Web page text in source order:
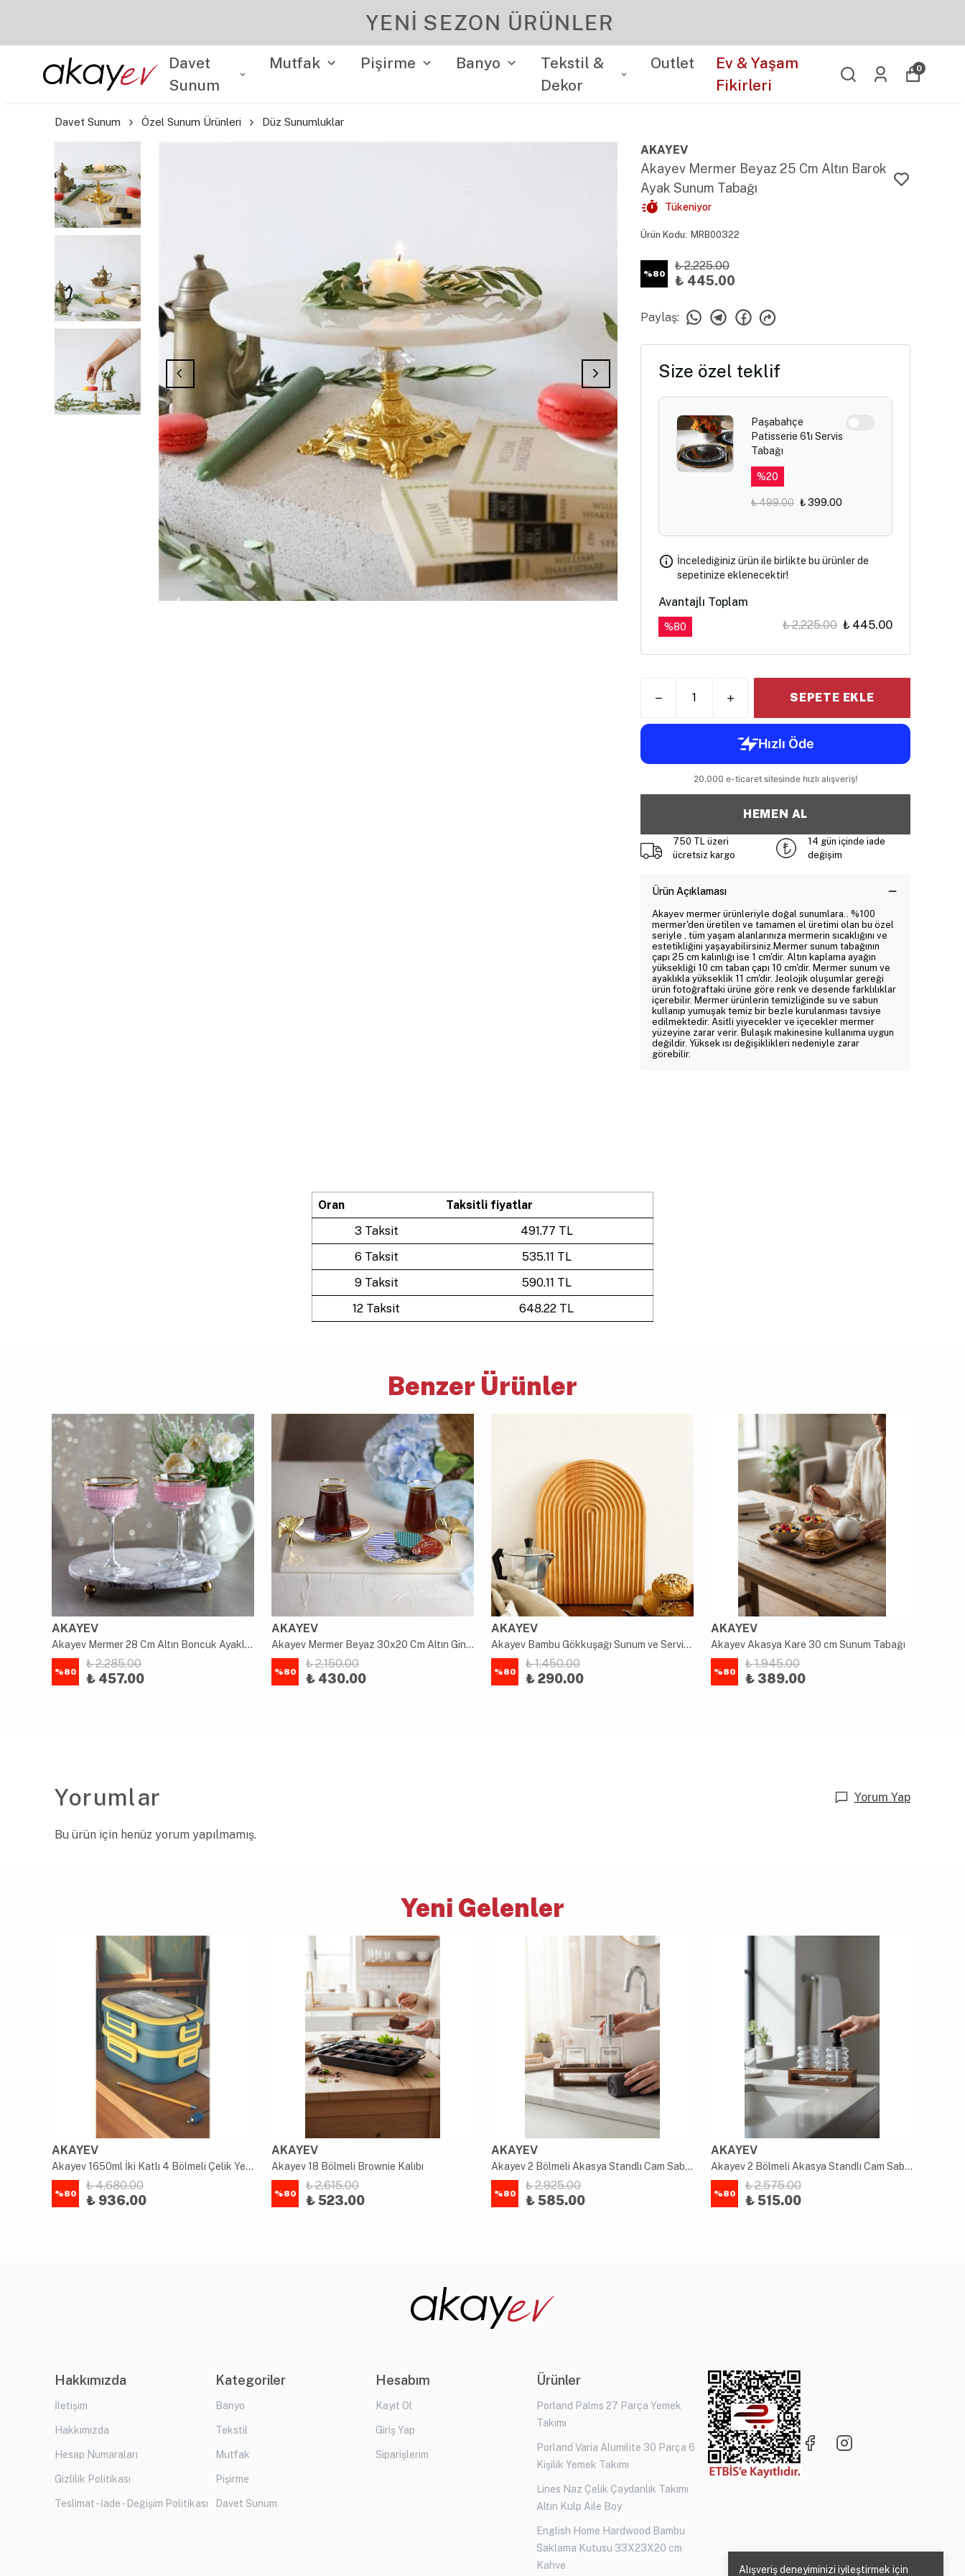
YENI SEZON ÜRÜNLER
Davet
Sunum
Mutfak Pişirme Banyo
Tekstil &
Dekor
Outlet
Ev & Yaşam
Fikirleri
0
Alışveriş deneyiminizi iyileştirmek için
Davet Sunum Özel Sunum Ürünleri Düz Sunumluklar
AKAYEV
Akayev Mermer Beyaz 25 Cm Altın Barok
Ayak Sunum Tabağı
Tükeniyor
Ürün Kodu: MRB00322
%80
₺ 2,225.00
₺ 445.00
Paylaş:
Size özel teklif
Paşabahçe
Patisserie 6'lı Servis
Tabağı
%20
₺ 499.00 ₺ 399.00
İncelediğiniz ürün ile birlikte bu ürünler de
sepetinize eklenecektir!
Avantajlı Toplam
%80 ₺ 2,225.00 ₺ 445.00
SEPETE EKLE
HEMEN AL
750 TL üzeri
ücretsiz kargo
14 gün içinde iade
değişim
Ürün Açıklaması
Akayev mermer ürünleriyle doğal sunumlara.. %100
mermer'den üretilen ve tamamen el üretimi olan bu özel
seriyle , tüm yaşam alanlarınıza mermerin sıcaklığını ve
estetikliğini yaşayabilirsiniz.Mermer sunum tabağının
çapı 25 cm kalınlığı ise 1 cm'dir. Altın kaplama ayağın
yüksekliği 10 cm taban çapı 10 cm'dir. Mermer sunum ve
ayaklıkla yükseklik 11 cm'dir. Jeolojik oluşumlar gereği
ürün fotoğraftaki ürüne göre renk ve desende farklılıklar
içerebilir. Mermer ürünlerin temizliğinde su ve sabun
kullanıp yumuşak temiz bir bezle kurulanması tavsiye
edilmektedir. Asitli yiyecekler ve içecekler mermer
yüzeyine zarar verir. Bulaşık makinesine kullanıma uygun
değildir. Yüksek ısı değişiklikleri nedeniyle zarar
görebilir.
Oran
Taksitli fiyatlar
3 Taksit
491.77 TL
6 Taksit
535.11 TL
9 Taksit
590.11 TL
12 Taksit
648.22 TL
Benzer Ürünler
AKAYEV
Akayev Mermer 28 Cm Altın Boncuk Ayaklı Leylak Yuvarlak Sunum Tabağı
%80
₺ 2,285.00
₺ 457.00
AKAYEV
Akayev Mermer Beyaz 30x20 Cm Altın Ginkgo Sunum Tabağı
%80
₺ 2,150.00
₺ 430.00
AKAYEV
Akayev Bambu Gökkuşağı Sunum ve Servis Tabağı
%80
₺ 1,450.00
₺ 290.00
AKAYEV
Akayev Akasya Kare 30 cm Sunum Tabağı
%80
₺ 1,945.00
₺ 389.00
Yorumlar Yorum Yap
Bu ürün için henüz yorum yapılmamış.
Yeni Gelenler
AKAYEV
Akayev 1650ml İki Katlı 4 Bölmeli Çelik Yemek Kabı Mavi
%80
₺ 4,680.00
₺ 936.00
AKAYEV
Akayev 18 Bölmeli Brownie Kalıbı
%80
₺ 2,615.00
₺ 523.00
AKAYEV
Akayev 2 Bölmeli Akasya Standlı Cam Sabunluk ve Diş Fırçalık Seti
%80
₺ 2,925.00
₺ 585.00
AKAYEV
Akayev 2 Bölmeli Akasya Standlı Cam Sabunluk ve Diş Fırçalık Seti
%80
₺ 2,575.00
₺ 515.00
Hakkımızda
İletişim
Hakkımızda
Hesap Numaraları
Gizlilik Politikası
Teslimat - İade - Değişim Politikası
Kategoriler
Banyo
Tekstil
Mutfak
Pişirme
Davet Sunum
Hesabım
Kayıt Ol
Giriş Yap
Siparişlerim
Ürünler
Porland Palms 27 Parça Yemek
Takımı
Porland Varia Alumilite 30 Parça 6
Kişilik Yemek Takımı
Lines Naz Çelik Çaydanlık Takımı
Altın Kulp Aile Boy
English Home Hardwood Bambu
Saklama Kutusu 33X23X20 cm
Kahve